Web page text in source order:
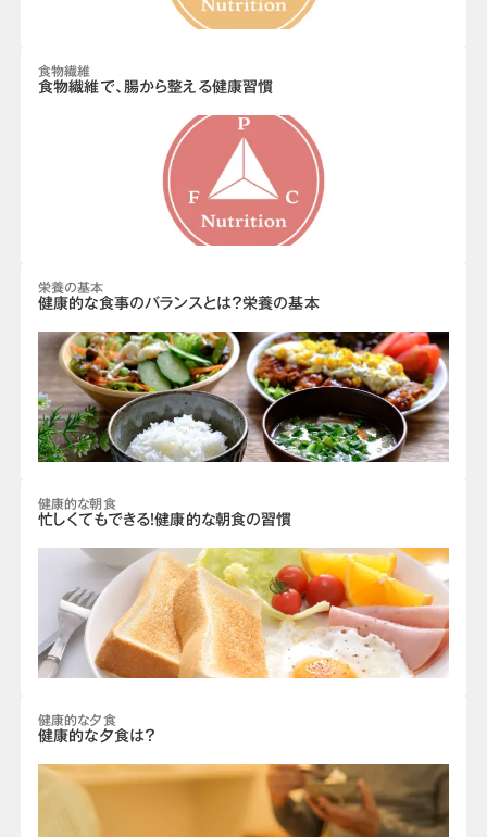
食物繊維
食物繊維で、腸から整える健康習慣
栄養の基本
健康的な食事のバランスとは？栄養の基本
健康的な朝食
忙しくてもできる！健康的な朝食の習慣
健康的な夕食
健康的な夕食は？